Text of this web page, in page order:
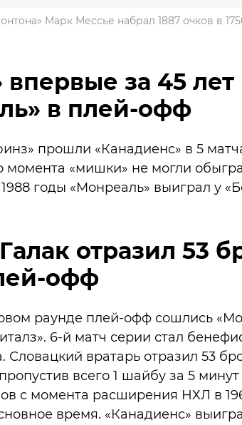
Марк Мессье набрал 1887 очков в
впервые за 45
в плей-офф
прошли «Канадиенс» в 5
момента «мишки» не могли
годы «Монреаль» выиграл у
отразил 53
офф
раунде плей-офф сошлись
6-й матч серии стал
Словацкий вратарь отразил 53
всего 1 шайбу за 5
с момента расширения НХЛ в
время. «Канадиенс»